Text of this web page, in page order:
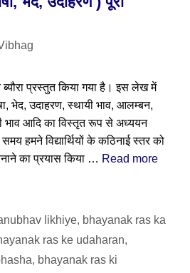
प्रस्तुत किया गया है। इस लेख में
भेद, उदाहरण, स्थायी भाव, आलम्बन,
भाव आदि का विस्तृत रूप से अध्ययन
हमने विद्यार्थियों के कठिनाई स्तर को
का प्रयास किया … Read more
likhiye, bhayanak ras ka
ras ke udaharan,
, bhayanak ras ki